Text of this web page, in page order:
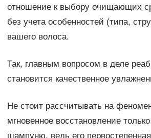
отношение к выбору очищающих
без учета особенностей (типа,
вашего волоса.
Так, главным вопросом в деле
становится качественное
Не стоит рассчитывать на
мгновенное восстановление
шампуню, ведь его